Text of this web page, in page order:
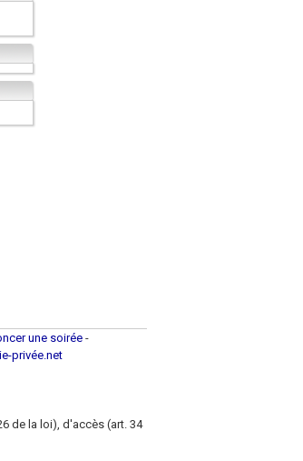
une soirée -
privée.net
de la loi), d'accès (art. 34